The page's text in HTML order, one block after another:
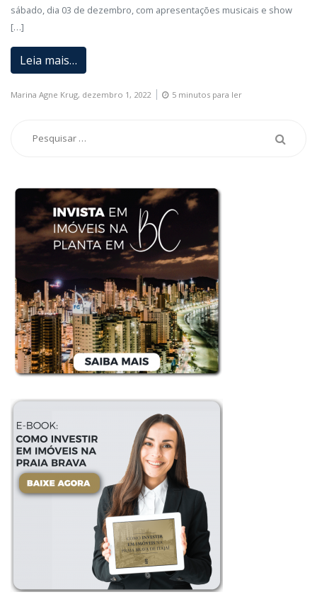
sábado, dia 03 de dezembro, com apresentações musicais e show
[…]
Leia mais…
Marina Agne Krug, dezembro 1, 2022 5 minutos para ler